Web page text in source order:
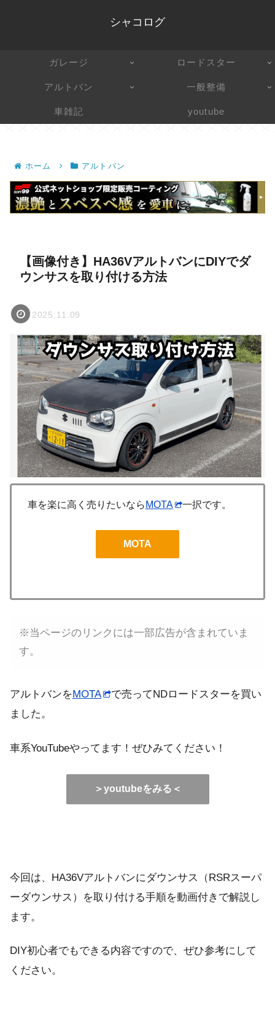
シャコログ
ガレージ ロードスター
アルトバン 一般整備
車雑記 youtube
ホーム アルトバン
【画像付き】HA36VアルトバンにDIYでダ
ウンサスを取り付ける方法
2025.11.09
車を楽に高く売りたいなら MOTA 一択です。
MOTA
※当ページのリンクには一部広告が含まれていま
す。
アルトバンをMOTA
で売ってNDロードスターを買い
ました。
車系YouTubeやってます！ぜひみてください！
＞youtubeをみる＜
今回は、HA36Vアルトバンにダウンサス（RSRスーパ
ーダウンサス）を取り付ける手順を動画付きで解説し
ます。
DIY初心者でもできる内容ですので、ぜひ参考にして
ください。